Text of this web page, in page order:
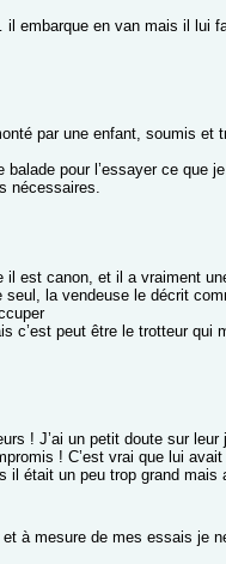
embarque en van mais il lui
par une enfant, soumis et
pour l’essayer ce que
nécessaires.
est canon, et il a vraiment
seul, la vendeuse le décrit
peut être le trotteur qui
! J’ai un petit doute sur
! C’est vrai que lui
il était un peu trop grand
à mesure de mes essais je